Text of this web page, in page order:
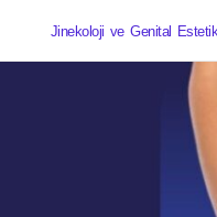
Jinekoloji ve Genital